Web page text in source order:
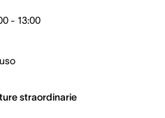
- 13:00
straordinarie